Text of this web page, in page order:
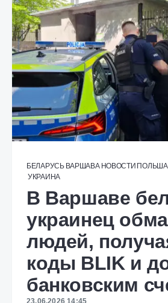
БЕЛАРУСЬ ВАРШАВА НОВОСТИ ПОЛЬША
УКРАИНА
В Варшаве
украинец
людей,
коды BLIK и
банковским
23.06.2026 14:45